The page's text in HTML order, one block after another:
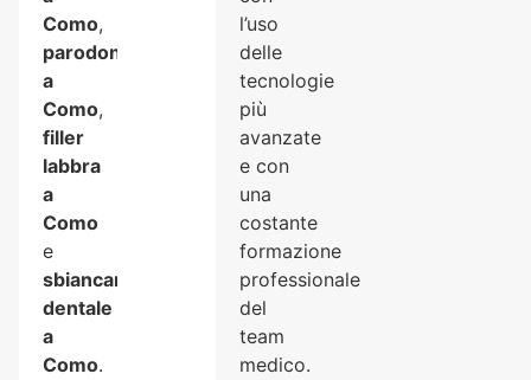
Como,
parodontite
a
Como,
filler
labbra
a
Como
e
sbiancamento
dentale
a
Como.
l’uso
delle
tecnologie
più
avanzate
e con
una
costante
formazione
professionale
del
team
medico.